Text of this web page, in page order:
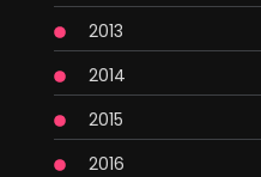
2013
2014
2015
2016